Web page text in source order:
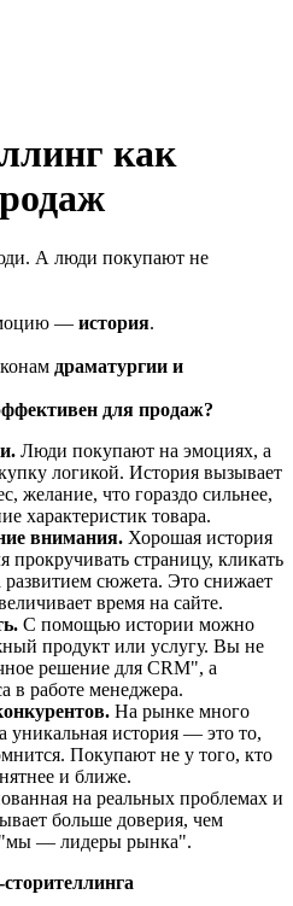
как
А люди покупают не
— история.
драматургии и
для продаж?
Люди покупают на эмоциях, а
логикой. История вызывает
желание, что гораздо сильнее,
характеристик товара.
внимания. Хорошая история
прокручивать страницу, кликать
развитием сюжета. Это снижает
время на сайте.
С помощью истории можно
продукт или услугу. Вы не
решение для CRM", а
в работе менеджера.
На рынке много
уникальная история — это то,
Покупают не у того, кто
и ближе.
на реальных проблемах и
больше доверия, чем
"мы — лидеры рынка".